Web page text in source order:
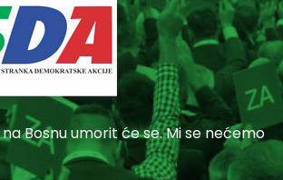
Bosnu umorit će se. Mi se nećemo